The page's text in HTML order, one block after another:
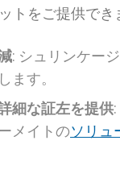
トをご提供でき
: シュリンケー
ます。
細な証左を提供
メイトのソリュ